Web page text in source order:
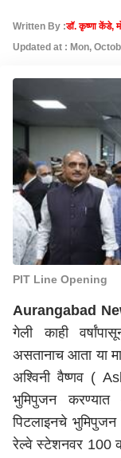
Written By :डॉ. कृष्णा केंडे,
Updated at : Mon,
PIT Line Opening
Aurangabad
गेली काही
असतानाच आता या
अश्विनी वैष्णव (
भुमिपुजन
पिटलाइनचे
रेल्वे स्टेशनवर 100